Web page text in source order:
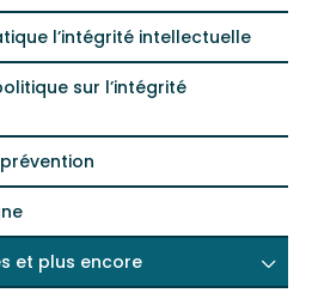
l’intégrité intellectuelle
sur l’intégrité
et plus encore